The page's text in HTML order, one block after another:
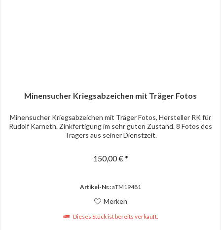
Minensucher Kriegsabzeichen mit Träger Fotos
Minensucher Kriegsabzeichen mit Träger Fotos, Hersteller RK für
Rudolf Karneth. Zinkfertigung im sehr guten Zustand. 8 Fotos des
Trägers aus seiner Dienstzeit.
150,00 € *
Artikel-Nr.:aTM19481
Merken
Dieses Stück ist bereits verkauft.